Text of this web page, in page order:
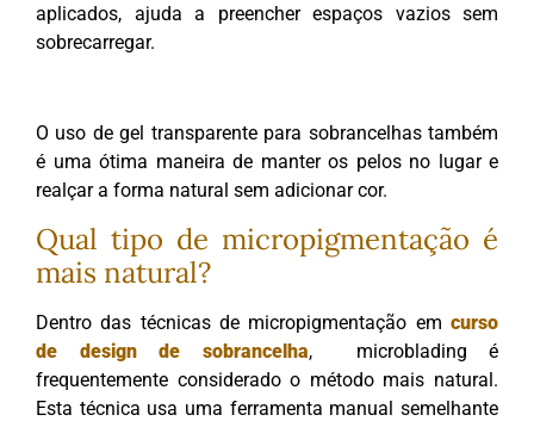
aplicados, ajuda a preencher espaços vazios sem
sobrecarregar.
O uso de gel transparente para sobrancelhas também
é uma ótima maneira de manter os pelos no lugar e
realçar a forma natural sem adicionar cor.
Qual tipo de micropigmentação é
mais natural?
Dentro das técnicas de micropigmentação em curso
de design de sobrancelha, microblading é
frequentemente considerado o método mais natural.
Esta técnica usa uma ferramenta manual semelhante